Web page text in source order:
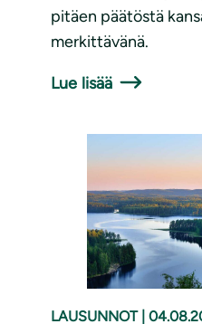
pitäen päätöstä
merkittävänä.
Lue lisää
LAUSUNNOT